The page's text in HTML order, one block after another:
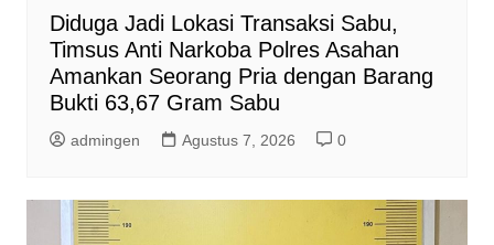
Diduga Jadi Lokasi Transaksi Sabu,
Timsus Anti Narkoba Polres Asahan
Amankan Seorang Pria dengan Barang
Bukti 63,67 Gram Sabu
admingen Agustus 7, 2026 0